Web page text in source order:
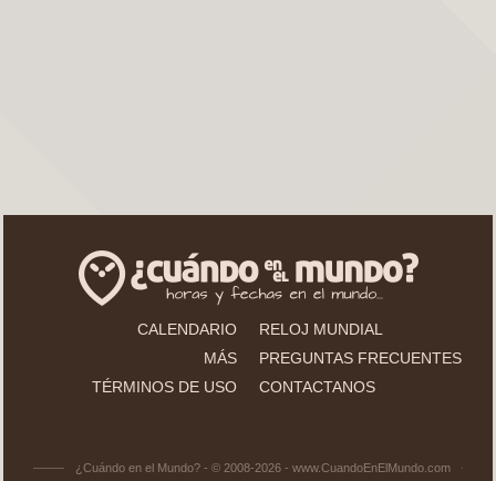
CALENDARIO
RELOJ MUNDIAL
MÁS
PREGUNTAS FRECUENTES
TÉRMINOS DE USO
CONTACTANOS
¿Cuándo en el Mundo? - © 2008-2026 - www.CuandoEnElMundo.com